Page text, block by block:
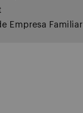
Empresa Familiar